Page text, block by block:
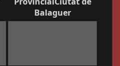
Balaguer